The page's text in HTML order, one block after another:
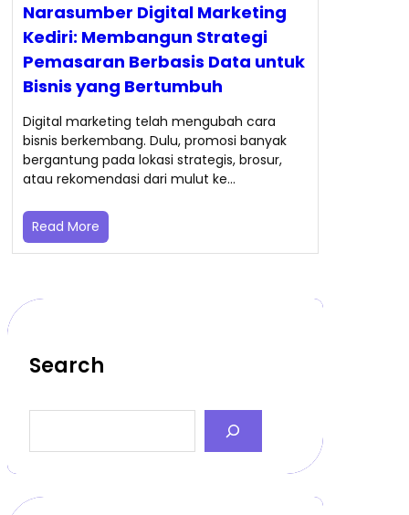
Narasumber Digital Marketing
Kediri: Membangun Strategi
Pemasaran Berbasis Data untuk
Bisnis yang Bertumbuh
Digital marketing telah mengubah cara
bisnis berkembang. Dulu, promosi banyak
bergantung pada lokasi strategis, brosur,
atau rekomendasi dari mulut ke…
Read More
Search
a
c